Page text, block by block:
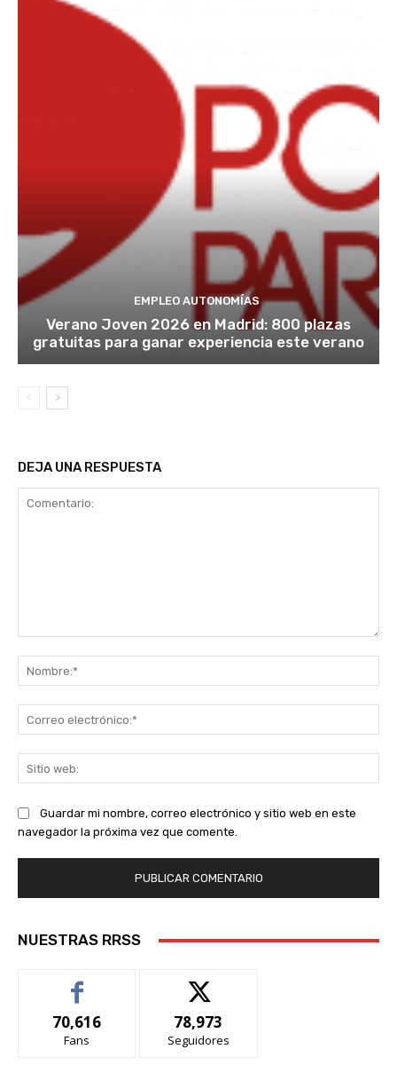
EMPLEO AUTONOMÍAS
Verano Joven 2026 en Madrid: 800 plazas
gratuitas para ganar experiencia este verano
DEJA UNA RESPUESTA
Guardar mi nombre, correo electrónico y sitio web en este
navegador la próxima vez que comente.
NUESTRAS RRSS
70,616
Fans
78,973
Seguidores